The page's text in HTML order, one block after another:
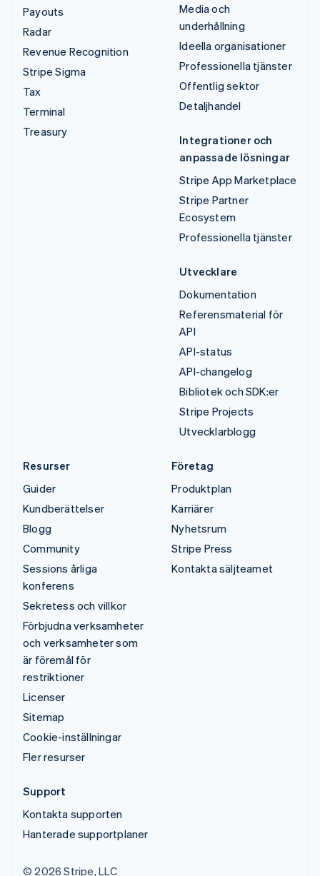
Payouts
Radar
Revenue Recognition
Stripe Sigma
Tax
Terminal
Treasury
Media och
underhållning
Ideella organisationer
Professionella tjänster
Offentlig sektor
Detaljhandel
Integrationer och
anpassade lösningar
Stripe App Marketplace
Stripe Partner
Ecosystem
Professionella tjänster
Utvecklare
Dokumentation
Referensmaterial för
API
API-status
API-changelog
Bibliotek och SDK:er
Stripe Projects
Utvecklarblogg
Resurser
Guider
Kundberättelser
Blogg
Community
Sessions årliga
konferens
Sekretess och villkor
Förbjudna verksamheter
och verksamheter som
är föremål för
restriktioner
Licenser
Sitemap
Cookie-inställningar
Fler resurser
Företag
Produktplan
Karriärer
Nyhetsrum
Stripe Press
Kontakta säljteamet
Support
Kontakta supporten
Hanterade supportplaner
© 2026 Stripe, LLC